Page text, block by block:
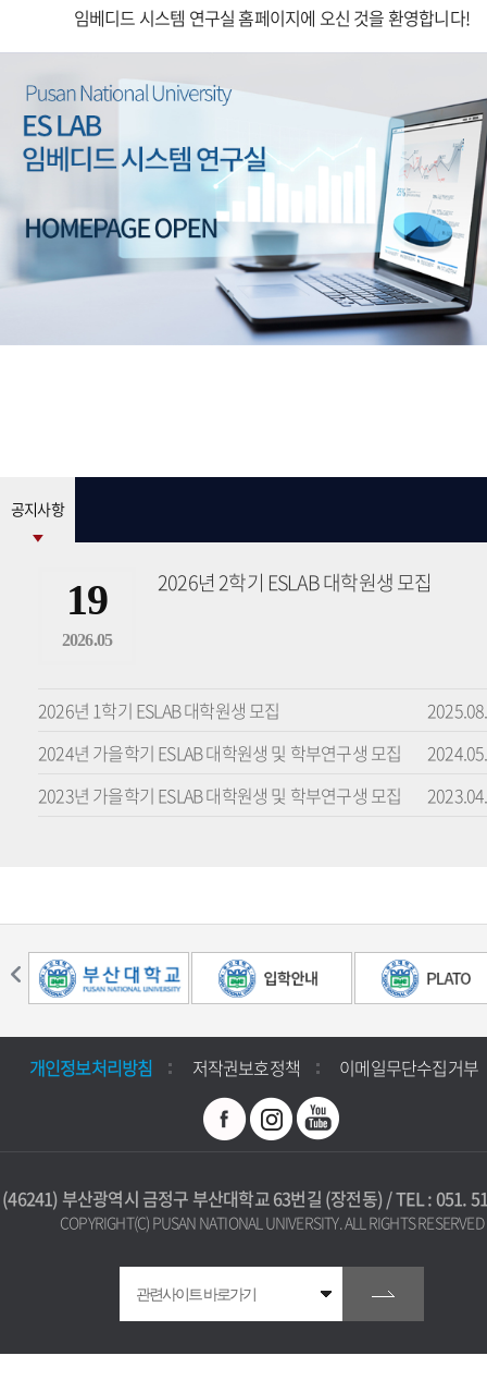
임베디드 시스템 연구실 홈페이지에 오신 것을 환영합니다!
공지사항
19
2026.05
2026년 2학기 ESLAB 대학원생 모집
2026년 1학기 ESLAB 대학원생 모집
2024년 가을학기 ESLAB 대학원생 및 학부연구생 모집
2023년 가을학기 ESLAB 대학원생 및 학부연구생 모집
개인정보처리방침 저작권보호정책 이메일무단수집거부
(46241) 부산광역시 금정구 부산대학교 63번길 (장전동) / TEL : 051.
COPYRIGHT(C) PUSAN NATIONAL UNIVERSITY. ALL RIGHTS RESERVED